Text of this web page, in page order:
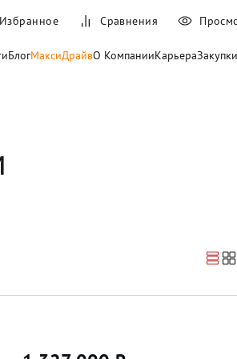
БлогМаксиДрайвО КомпанииКарьераЗакупки
Избранное Сравнения